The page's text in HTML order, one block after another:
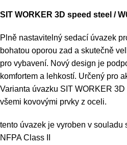
SIT WORKER 3D speed steel /
Plně nastavitelný sedací úvazek
bohatou oporou zad a skutečně
pro vybavení. Nový design je
komfortem a lehkostí. Určený pro
Varianta úvazku SIT WORKER
všemi kovovými prvky z oceli.
tento úvazek je vyroben v souladu
NFPA Class II